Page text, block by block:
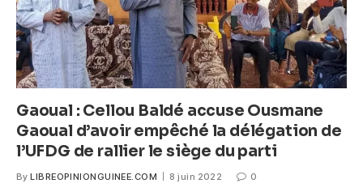
Gaoual : Cellou Baldé accuse Ousmane
Gaoual d’avoir empêché la délégation de
l’UFDG de rallier le siège du parti
By LIBREOPINIONGUINEE.COM 8 juin 2022 0